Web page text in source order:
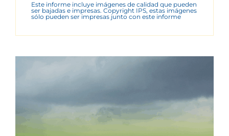
Este informe incluye imágenes de calidad que pueden
ser bajadas e impresas. Copyright IPS, estas imágenes
sólo pueden ser impresas junto con este informe